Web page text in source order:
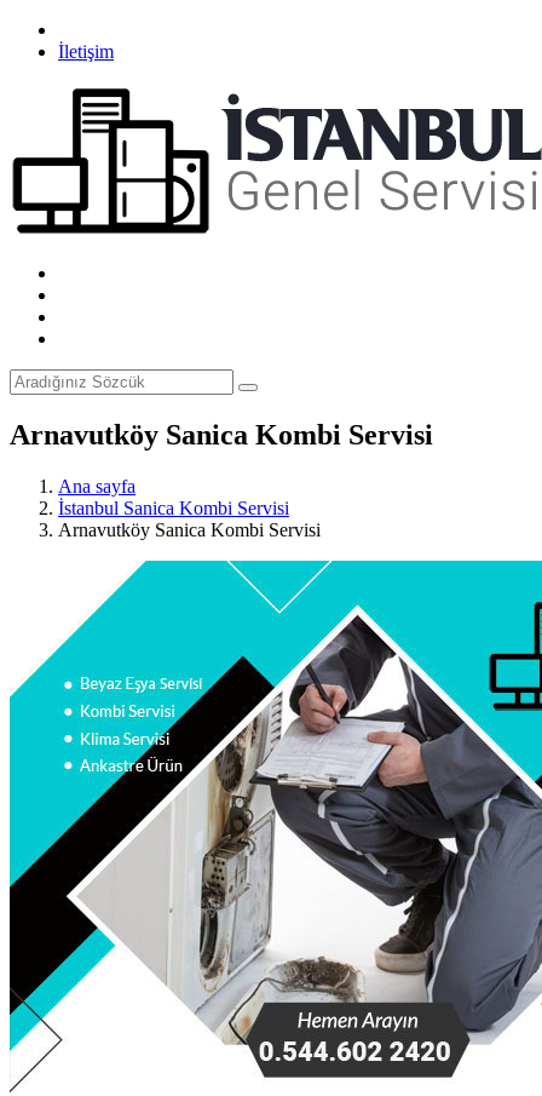
İletişim
Arnavutköy Sanica Kombi Servisi
Ana sayfa
İstanbul Sanica Kombi Servisi
Arnavutköy Sanica Kombi Servisi